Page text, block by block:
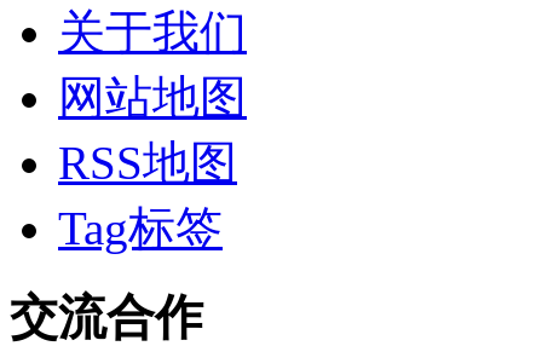
关于我们
网站地图
RSS地图
Tag标签
交流合作